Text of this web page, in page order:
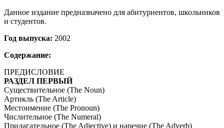
Данное издание предназначено для абитуриентов, школьников
и студентов.
Год выпуска: 2002
Содержание:
ПРЕДИСЛОВИЕ
РАЗДЕЛ ПЕРВЫЙ
Существительное (The Noun)
Артикль (The Article)
Местоимение (The Pronoun)
Числительное (The Numeral)
Прилагательное (The Adjective) и наречие (The Adverb)